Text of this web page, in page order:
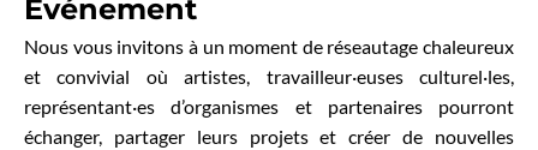
Événement
Nous vous invitons à un moment de réseautage chaleureux
et convivial où artistes, travailleur·euses culturel·les,
représentant·es d’organismes et partenaires pourront
échanger, partager leurs projets et créer de nouvelles